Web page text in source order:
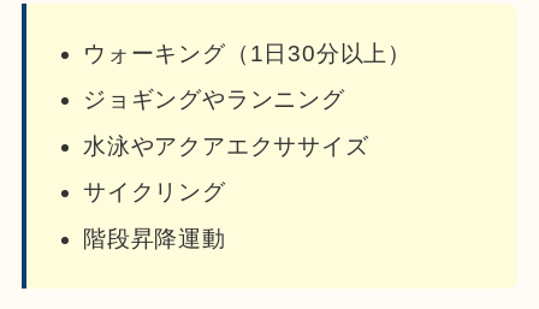
ウォーキング（1日30分以上）
ジョギングやランニング
水泳やアクアエクササイズ
サイクリング
階段昇降運動